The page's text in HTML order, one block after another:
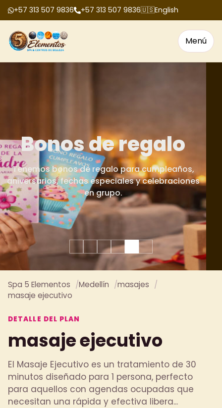
+57 313 507 9836 +57 313 507 9836🇺🇸English
Menú
Bonos de regalo
Tenemos bonos de regalo para cumpleaños,
aniversarios, fechas especiales y celebraciones
en grupo.
Spa 5 Elementos Medellín
masajes
masaje ejecutivo
DETALLE DEL PLAN
masaje ejecutivo
El Masaje Ejecutivo es un tratamiento de 30
minutos diseñado para 1 persona, perfecto
para aquellos con agendas ocupadas que
necesitan una rápida y efectiva libera...